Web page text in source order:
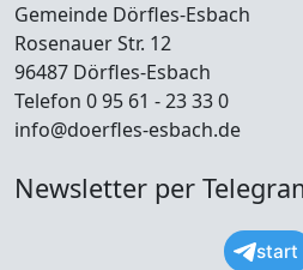
Gemeinde Dörfles-Esbach
Rosenauer Str. 12
96487 Dörfles-Esbach
Telefon 0 95 61 - 23 33 0
info@doerfles-esbach.de
Newsletter per
start